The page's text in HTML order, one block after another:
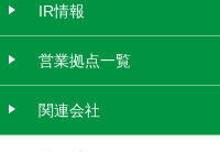
IR情報
営業拠点一覧
関連会社